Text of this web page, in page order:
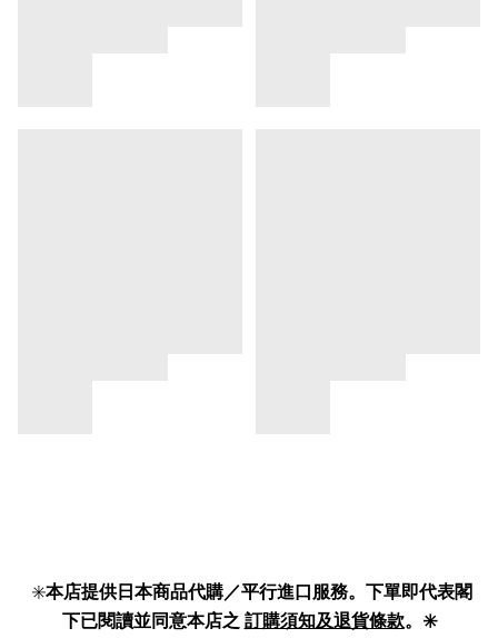
✳️本店提供日本商品代購／平行進口服務。下單即代表閣
下已閱讀並同意本店之 訂購須知及退貨條款。✳️